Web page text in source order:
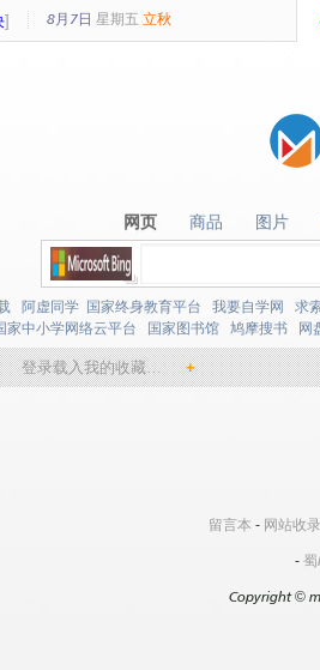
] 8月7日 星期五 立秋
网页
网页 商品
商品 图片
图片
阿虚同学 国家终身教育平台 我要自学网 求
家中小学网络云平台 国家图书馆 鸠摩搜书 网
登录载入我的收藏… +
留言本 - 网站收录
-
Copyright©